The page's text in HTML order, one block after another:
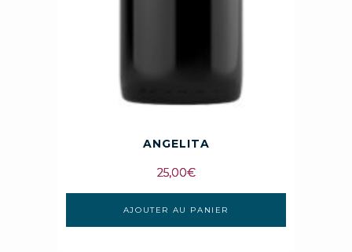
ANGELITA
25,00€
AJOUTER AU PANIER